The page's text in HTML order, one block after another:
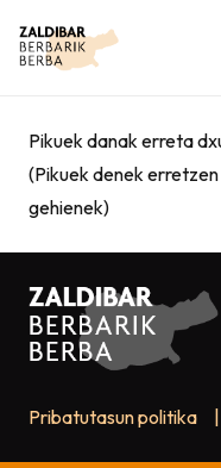
Pikuek danak erreta
(Pikuek denek
gehienek)
Pribatutasun politika